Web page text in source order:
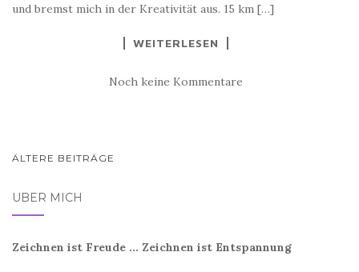
und bremst mich in der Kreativität aus. 15 km […]
WEITERLESEN
Noch keine Kommentare
BEITRAGSNAVIGATION
ÄLTERE BEITRÄGE
ÜBER MICH
Zeichnen ist Freude ... Zeichnen ist Entspannung